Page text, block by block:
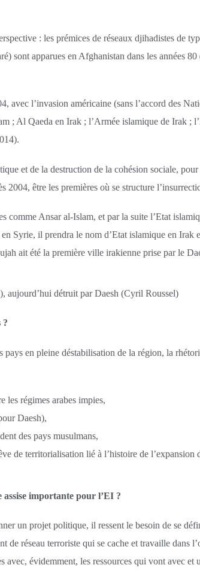
: les prémices de réseaux djihadistes de
sont apparues en Afghanistan dans les années
avec l’invasion américaine (sans l’accord des
; Al Qaeda en Irak ; l’Armée islamique de Irak ;
et de la destruction de la cohésion sociale, pour
être les premières où se structure
comme Ansar al-Islam, et par la suite l’Etat
Syrie, il prendra le nom d’Etat islamique en Irak
ait été la première ville irakienne prise par le
aujourd’hui détruit par Daesh (Cyril Roussel)
?
pays en pleine déstabilisation de la région, la
les régimes arabes impies,
Daesh),
des pays musulmans,
de territorialisation lié à l’histoire de l’expansion
importante pour l’EI ?
un projet politique, il ressent le besoin de se
de réseau terroriste qui se cache et travaille dans
avec, évidemment, les ressources qui vont avec et